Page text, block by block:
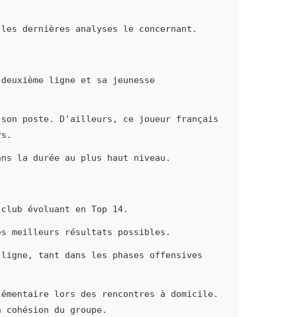
dernières analyses le concernant.
ligne et sa jeunesse
son poste. D'ailleurs, ce joueur français
la durée au plus haut niveau.
évoluant en Top 14.
meilleurs résultats possibles.
tant dans les phases offensives
lors des rencontres à domicile.
du groupe.